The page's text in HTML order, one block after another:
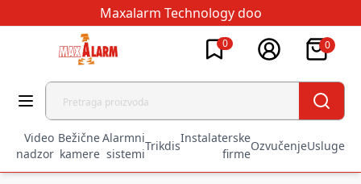
Maxalarm Technology doo
0 0
Video
nadzor
Bežične
kamere
Alarmni
sistemi
Trikdis
Instalaterske
firme
OzvučenjeUsluge